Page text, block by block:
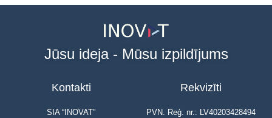
Jūsu ideja - Mūsu izpildījums
Kontakti
SIA “INOVAT”
Rekvizīti
PVN. Reģ. nr.: LV40203428494